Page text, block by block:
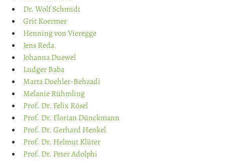
Dr. Wolf Schmidt
Grit Koermer
Henning von Vieregge
Jens Reda
Johanna Duewel
Ludger Baba
Marta Doehler-Behzadi
Melanie Rühmling
Prof. Dr. Felix Rösel
Prof. Dr. Florian Dünckmann
Prof. Dr. Gerhard Henkel
Prof. Dr. Helmut Klüter
Prof. Dr. Peter Adolphi